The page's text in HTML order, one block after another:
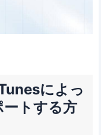
によっ
トする方